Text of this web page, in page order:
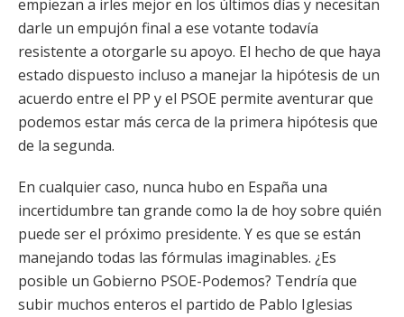
empiezan a irles mejor en los últimos días y necesitan
darle un empujón final a ese votante todavía
resistente a otorgarle su apoyo. El hecho de que haya
estado dispuesto incluso a manejar la hipótesis de un
acuerdo entre el PP y el PSOE permite aventurar que
podemos estar más cerca de la primera hipótesis que
de la segunda.
En cualquier caso, nunca hubo en España una
incertidumbre tan grande como la de hoy sobre quién
puede ser el próximo presidente. Y es que se están
manejando todas las fórmulas imaginables. ¿Es
posible un Gobierno PSOE-Podemos? Tendría que
subir muchos enteros el partido de Pablo Iglesias